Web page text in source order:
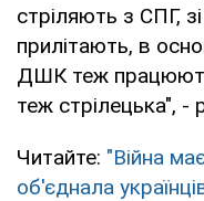
стріляють з СПГ,
прилітають, в
ДШК теж
теж стрілецька", -
Читайте: "Війна
об'єднала